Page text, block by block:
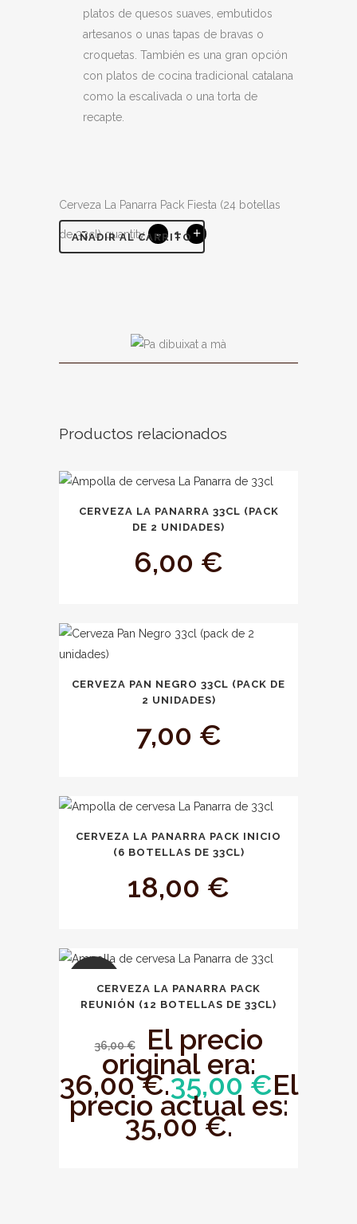
platos de quesos suaves, embutidos
artesanos o unas tapas de bravas o
croquetas. También es una gran opción
con platos de cocina tradicional catalana
como la escalivada o una torta de
recapte.
Cerveza La Panarra Pack Fiesta (24 botellas
de 33cl) quantity
AÑADIR AL CARRITO
Productos relacionados
CERVEZA LA PANARRA 33CL (PACK
DE 2 UNIDADES)
6,00 €
CERVEZA PAN NEGRO 33CL (PACK DE
2 UNIDADES)
7,00 €
CERVEZA LA PANARRA PACK INICIO
(6 BOTELLAS DE 33CL)
18,00 €
OFERTACERVEZA LA PANARRA PACK
REUNIÓN (12 BOTELLAS DE 33CL)
36,00€ El precio
original era:
36,00 €.35,00€El
precio actual es:
35,00 €.